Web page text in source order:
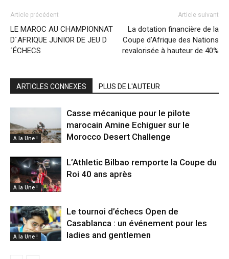
Article précédent
LE MAROC AU CHAMPIONNAT
D´AFRIQUE JUNIOR DE JEU D
´ÉCHECS
Article suivant
La dotation financière de la
Coupe d’Afrique des Nations
revalorisée à hauteur de 40%
ARTICLES CONNEXES PLUS DE L'AUTEUR
A la Une !
Casse mécanique pour le pilote
marocain Amine Echiguer sur le
Morocco Desert Challenge
A la Une !
L’Athletic Bilbao remporte la Coupe du
Roi 40 ans après
A la Une !
Le tournoi d’échecs Open de
Casablanca : un événement pour les
ladies and gentlemen